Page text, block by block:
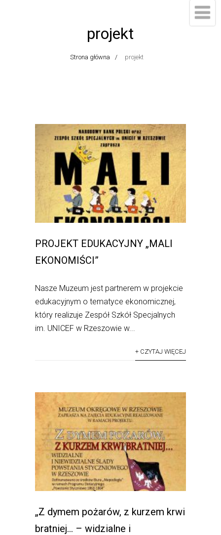
projekt
Strona główna projekt
PROJEKT EDUKACYJNY „MALI
EKONOMIŚCI”
Nasze Muzeum jest partnerem w projekcie
edukacyjnym o tematyce ekonomicznej,
który realizuje Zespół Szkół Specjalnych
im. UNICEF w Rzeszowie w...
+ CZYTAJ WIĘCEJ
„Z dymem pożarów, z kurzem krwi
bratniej… – widzialne i